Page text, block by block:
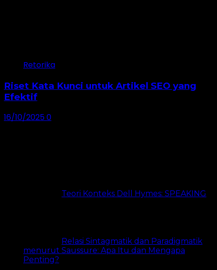
Retorika
Riset Kata Kunci untuk Artikel SEO yang
Efektif
16/10/20250
Teori Konteks Dell Hymes: SPEAKING
Relasi Sintagmatik dan Paradigmatik
menurut Saussure: Apa Itu dan Mengapa
Penting?